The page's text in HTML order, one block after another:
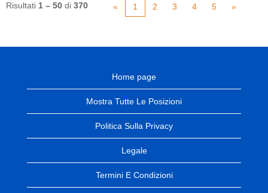
Risultati 1 – 50 di 370 « 1 2 3 4 5 »
Home page
Mostra Tutte Le Posizioni
Politica Sulla Privacy
Legale
Termini E Condizioni